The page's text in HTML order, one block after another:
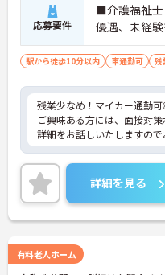
応募要件
■介護福祉
優遇、未経
駅から徒歩10分以内 車通勤可 残
残業少なめ！マイカー通勤
ご興味ある方には、面接対
詳細をお話しいたしますの
い！
詳細を見る
有料老人ホーム